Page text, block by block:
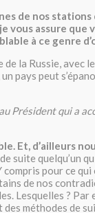
de nos
vous assure que
à ce genre
la Russie, avec
pays peut
Président qui a
Et, d’ailleurs
suite quelqu’un
pour ce
de nos
Lesquelles ? Par
méthodes de